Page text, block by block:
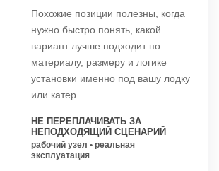
Похожие позиции полезны, когда
нужно быстро понять, какой
вариант лучше подходит по
материалу, размеру и логике
установки именно под вашу лодку
или катер.
НЕ ПЕРЕПЛАЧИВАТЬ ЗА
НЕПОДХОДЯЩИЙ СЦЕНАРИЙ
рабочий узел • реальная
эксплуатация